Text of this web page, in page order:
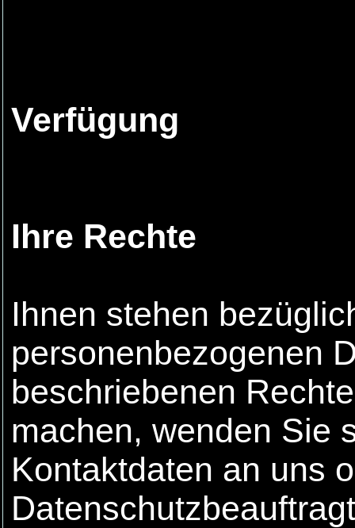
Verfügung
Ihre Rechte
Ihnen stehen
personenbezogenen
beschriebenen
machen, wenden Sie
Kontaktdaten an uns